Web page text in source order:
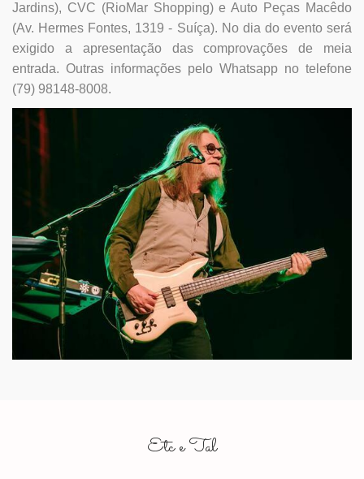
Jardins), CVC (RioMar Shopping) e Auto Peças Macêdo
(Av. Hermes Fontes, 1319 - Suíça). No dia do evento será
exigido a apresentação das comprovações de meia
entrada. Outras informações pelo Whatsapp no telefone
(79) 98148-8008.
Etc e Tal